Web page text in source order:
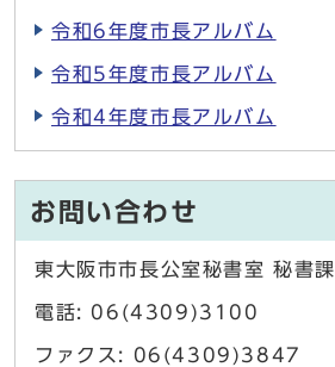
令和6年度市長アルバム
令和5年度市長アルバム
令和4年度市長アルバム
お問い合わせ
東大阪市市長公室秘書室 秘書課
電話: 06(4309)3100
ファクス: 06(4309)3847